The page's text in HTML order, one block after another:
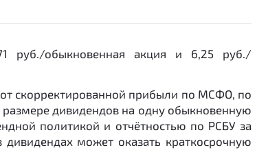
руб./обыкновенная акция и 6,25 руб./
скорректированной прибыли по МСФО, по
дивидендов на одну обыкновенную
политикой и отчётностью по РСБУ за
может оказать краткосрочную